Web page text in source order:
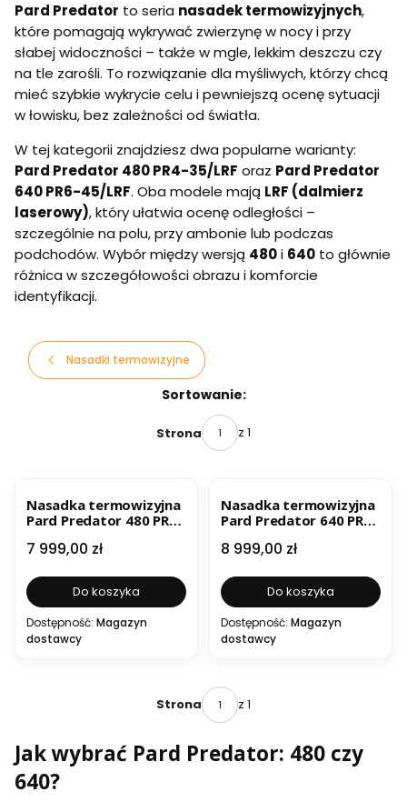
Pard Predator to seria nasadek termowizyjnych,
które pomagają wykrywać zwierzynę w nocy i przy
słabej widoczności – także w mgle, lekkim deszczu czy
na tle zarośli. To rozwiązanie dla myśliwych, którzy chcą
mieć szybkie wykrycie celu i pewniejszą ocenę sytuacji
w łowisku, bez zależności od światła.
W tej kategorii znajdziesz dwa popularne warianty:
Pard Predator 480 PR4-35/LRF oraz Pard Predator
640 PR6-45/LRF. Oba modele mają LRF (dalmierz
laserowy), który ułatwia ocenę odległości –
szczególnie na polu, przy ambonie lub podczas
podchodów. Wybór między wersją 480i 640 to głównie
różnica w szczegółowości obrazu i komforcie
identyfikacji.
Nasadki termowizyjne
Sortowanie:
Strona z 1
Nasadka termowizyjna
Pard Predator 480 PR4-
Cena
7 999,00 zł
Do koszyka
Dostępność: Magazyn
dostawcy
Nasadka termowizyjna
Pard Predator 640 PR6-
Cena
8 999,00 zł
Do koszyka
Dostępność: Magazyn
dostawcy
Strona z 1
Jak wybrać Pard Predator: 480 czy
640?